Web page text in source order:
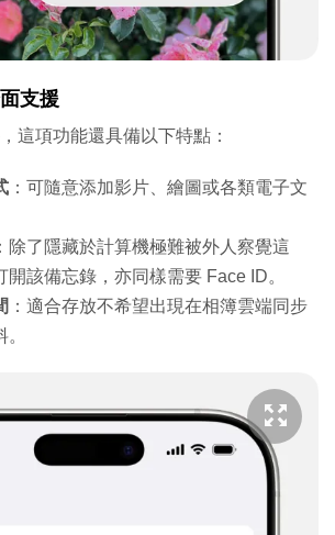
支援
這項功能還具備以下特點：
：可隨意添加影片、繪圖或各類電子文
：除了隱藏於計算機極難被外人察覺這
開該備忘錄，亦同樣需要 Face ID。
：適合存放不希望出現在相簿雲端同步